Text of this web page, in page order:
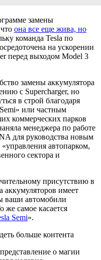
замены
она все еще жива, но
команда Tesla по
на ускорении
перед выходом Model 3
замены аккумулятора
с Supercharger, но
в строй благодаря
или частным
коммерческих парков
менеджера по работе
для руководства новым
автопарком,
сектора и
присутствию в
аккумуляторов имеет
ваши автомобили
же самое касается
Semi».
больше контента
о магии